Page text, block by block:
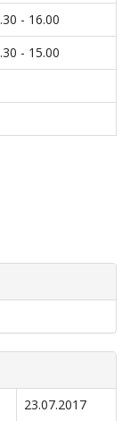
- 16.00
- 15.00
23.07.2017